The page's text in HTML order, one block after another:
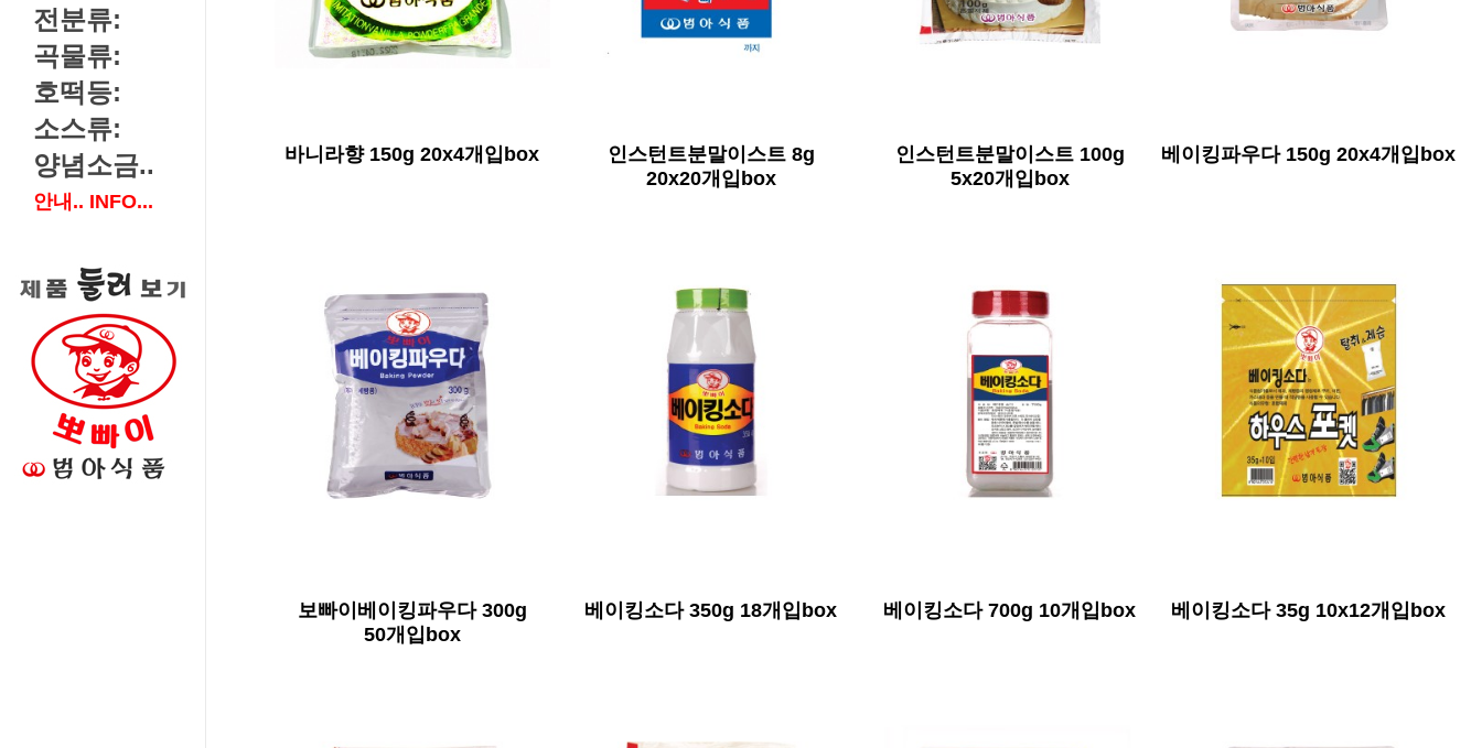
전분류:
곡물류:
호떡등:
소스류:
양념소금..
안내.. INFO...
바니라향 150g 20x4개입box
인스턴트분말이스트 8g
20x20개입box
인스턴트분말이스트 100g
5x20개입box
베이킹파우다 150g 20x4개입box
보빠이베이킹파우다 300g
50개입box
베이킹소다 350g 18개입box 베이킹소다 700g 10개입box 베이킹소다 35g 10x12개입box